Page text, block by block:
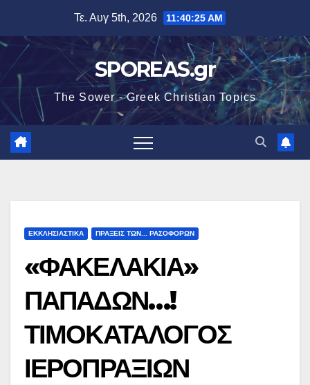
περιεχόμενο
Τε. Αυγ 5th, 2026 11:40:27 AM
SPOREAS.gr
The Sower - Greek Christian Topics
ΕΚΚΛΗΣΙΑΣΤΙΚΑ ΠΡΑΞΕΙΣ ΤΩΝ... ΡΑΣΟΦΟΡΩΝ
«ΦΑΚΕΛΑΚΙΑ»
ΠΑΠΑΔΩΝ…!
ΤΙΜΟΚΑΤΑΛΟΓΟΣ
ΙΕΡΟΠΡΑΞΙΩΝ